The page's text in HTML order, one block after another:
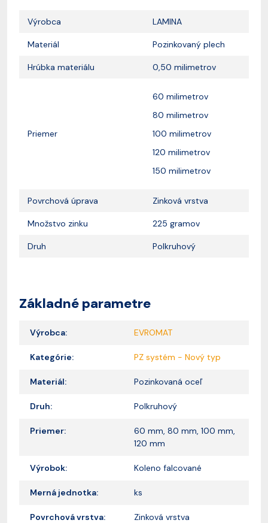
Výrobca LAMINA
Materiál Pozinkovaný plech
Hrúbka materiálu 0,50 milimetrov
Priemer
60 milimetrov
80 milimetrov
100 milimetrov
120 milimetrov
150 milimetrov
Povrchová úprava Zinková vrstva
Množstvo zinku 225 gramov
Druh Polkruhový
Základné parametre
Výrobca: EVROMAT
Kategórie: PZ systém - Nový typ
Materiál: Pozinkovaná oceľ
Druh: Polkruhový
Priemer:
60 mm, 80 mm, 100 mm,
120 mm
Výrobok: Koleno falcované
Merná jednotka: ks
Povrchová vrstva: Zinková vrstva